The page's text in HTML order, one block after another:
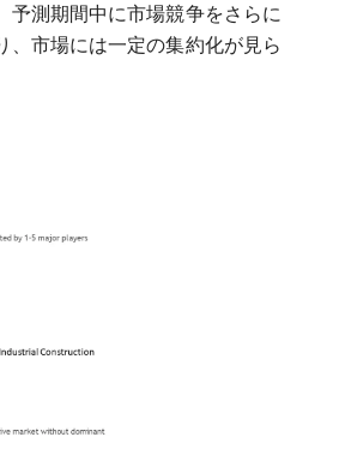
予測期間中に市場競争をさらに
市場には一定の集約化が見ら